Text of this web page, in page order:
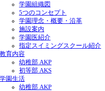
学園組織図
5つのコンセプト
学園理念・概要・沿革
施設案内
学園医紹介
指定スイミングスクール紹介
教育内容
幼稚部 AKP
初等部 AKS
学園生活
幼稚部 AKP